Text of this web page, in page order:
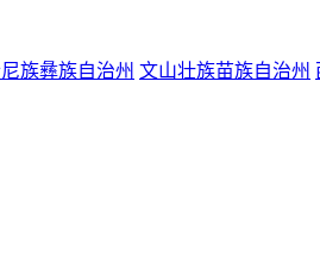
族彝族自治州 文山壮族苗族自治州